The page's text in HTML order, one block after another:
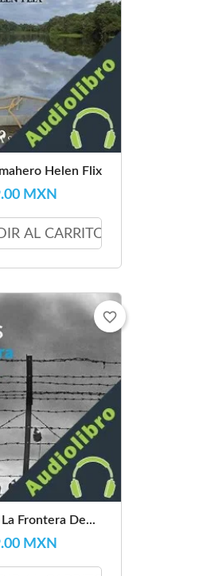
Helen Flix
MXN
AL CARRITO
Frontera De...
MXN
favorite_border